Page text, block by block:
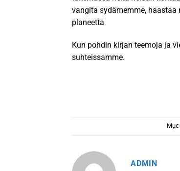
vangita sydämemme,
planeetta
Kun pohdin kirjan teemoja ja
suhteissamme.
ADMIN